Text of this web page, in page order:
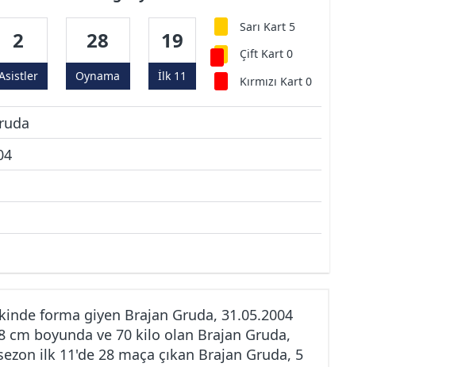
2 28
Oynama
19
İlk 11
Sarı Kart 5
Çift Kart 0
Kırmızı Kart 0
forma giyen Brajan Gruda, 31.05.2004
boyunda ve 70 kilo olan Brajan Gruda,
ilk 11'de 28 maça çıkan Brajan Gruda, 5